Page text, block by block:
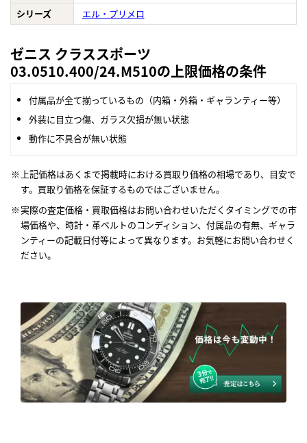
シリーズ
エル・プリメロ
ゼニス クラススポーツ
03.0510.400/24.M510の上限価格の条件
付属品が全て揃っているもの（内箱・外箱・ギャランティー等）
外装に目立つ傷、ガラス欠損が無い状態
動作に不具合が無い状態
上記価格はあくまで掲載時における買取り価格の相場であり、目安で
す。買取り価格を保証するものではございません。
実際の査定価格・買取価格はお問い合わせいただくタイミングでの市
場価格や、時計・革ベルトのコンディション、付属品の有無、ギャラ
ンティーの記載日付等によって異なります。お気軽にお問い合わせく
ださい。